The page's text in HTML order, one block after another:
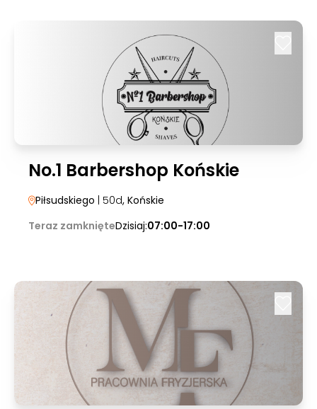
No.1 Barbershop Końskie
Piłsudskiego | 50d, Końskie
Teraz zamknięteDzisiaj:07:00-17:00